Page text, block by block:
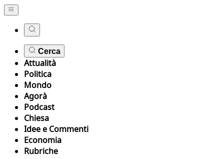
Cerca
Attualità
Politica
Mondo
Agorà
Podcast
Chiesa
Idee e Commenti
Economia
Rubriche